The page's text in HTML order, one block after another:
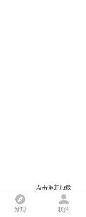
点击重新加载
发现 我的